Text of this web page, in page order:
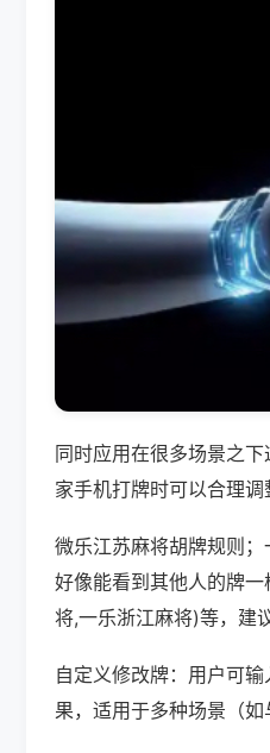
同时应用在很多场景之
家手机打牌时可以合理调
微乐江苏麻将胡牌规则
好像能看到其他人的牌
将,一乐浙江麻将)等，建
自定义修改牌：用户可
果，适用于多种场景（如